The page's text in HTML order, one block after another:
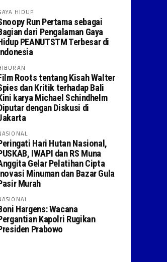
HIDUP
Run Pertama sebagai
dari Pengalaman Gaya
PEANUTSTM Terbesar di
Roots tentang Kisah Walter
dan Kritik terhadap Bali
karya Michael Schindhelm
dengan Diskusi di
Hari Hutan Nasional,
IWAPI dan RS Muna
Gelar Pelatihan Cipta
Minuman dan Bazar Gula
Murah
Hargens: Wacana
Kapolri Rugikan
Prabowo